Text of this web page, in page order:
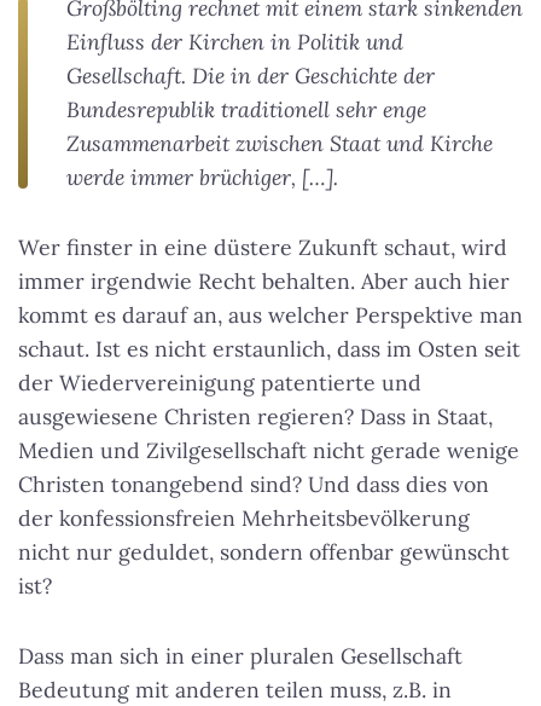
Großbölting rechnet mit einem stark sinkenden
Einfluss der Kirchen in Politik und
Gesellschaft. Die in der Geschichte der
Bundesrepublik traditionell sehr enge
Zusammenarbeit zwischen Staat und Kirche
werde immer brüchiger, […].
Wer finster in eine düstere Zukunft schaut, wird
immer irgendwie Recht behalten. Aber auch hier
kommt es darauf an, aus welcher Perspektive man
schaut. Ist es nicht erstaunlich, dass im Osten seit
der Wiedervereinigung patentierte und
ausgewiesene Christen regieren? Dass in Staat,
Medien und Zivilgesellschaft nicht gerade wenige
Christen tonangebend sind? Und dass dies von
der konfessionsfreien Mehrheitsbevölkerung
nicht nur geduldet, sondern offenbar gewünscht
ist?
Dass man sich in einer pluralen Gesellschaft
Bedeutung mit anderen teilen muss, z.B. in